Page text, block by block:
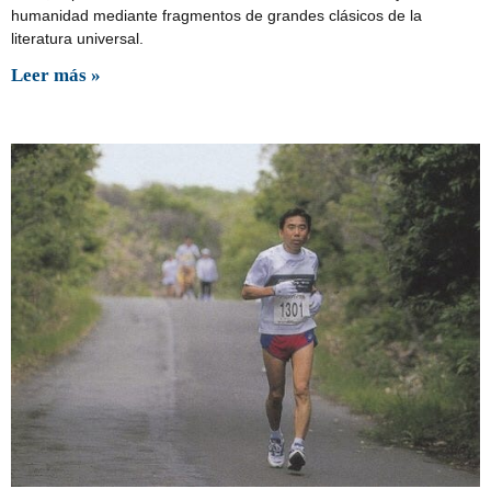
humanidad mediante fragmentos de grandes clásicos de la
literatura universal.
Leer más »